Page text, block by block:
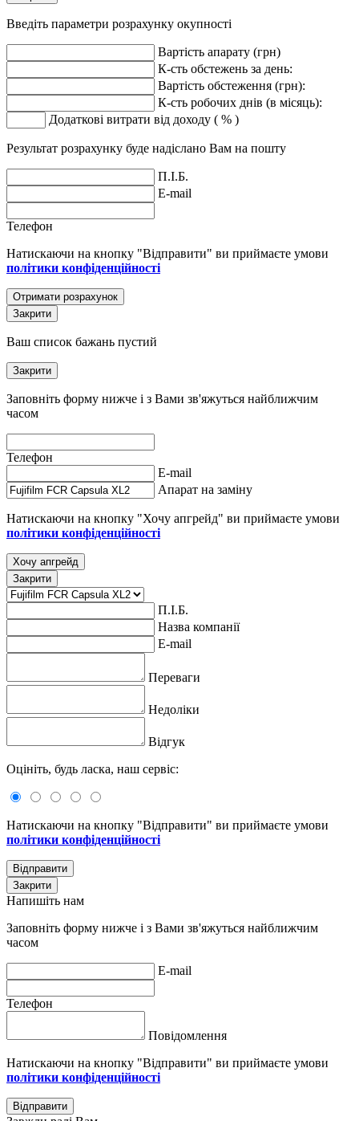
Введіть параметри розрахунку окупності
Вартість апарату (грн)
К-сть обстежень за день:
Вартість обстеження (грн):
К-сть робочих днів (в місяць):
Додаткові витрати від доходу ( % )
Результат розрахунку буде надіслано Вам на пошту
П.І.Б.
E-mail
Телефон
Натискаючи на кнопку "Відправити" ви приймаєте умови
політики конфіденційності
Отримати розрахунок
Закрити
Ваш список бажань пустий
Закрити
Заповніть форму нижче і з Вами зв'яжуться найближчим
часом
Телефон
E-mail
Апарат на заміну
Натискаючи на кнопку "Хочу апгрейд" ви приймаєте умови
політики конфіденційності
Хочу апгрейд
Закрити
П.І.Б.
Назва компанії
E-mail
Переваги
Недоліки
Відгук
Оцініть, будь ласка, наш сервіс:
Натискаючи на кнопку "Відправити" ви приймаєте умови
політики конфіденційності
Відправити
Закрити
Напишіть нам
Заповніть форму нижче і з Вами зв'яжуться найближчим
часом
E-mail
Телефон
Повідомлення
Натискаючи на кнопку "Відправити" ви приймаєте умови
політики конфіденційності
Відправити